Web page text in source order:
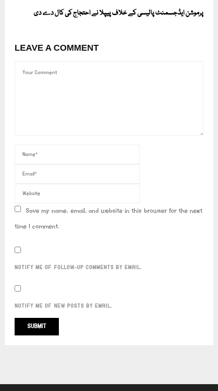
پرموشن ایڈجسمنٹ پالیسی کے خلاف پیپلا نے احتجاج کی کال دے دی
LEAVE A COMMENT
Save my name, email, and website in this browser for the next
time I comment.
NOTIFY ME OF FOLLOW-UP COMMENTS BY EMAIL.
NOTIFY ME OF NEW POSTS BY EMAIL.